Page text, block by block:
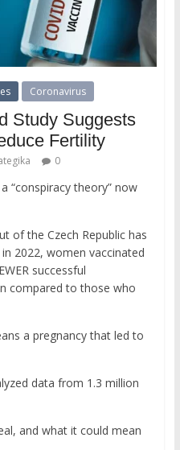
Coronavirus
Study Suggests
Fertility
0
“conspiracy theory” now
of the Czech Republic has
2022, women vaccinated
successful
compared to those who
a pregnancy that led to
data from 1.3 million
and what it could mean